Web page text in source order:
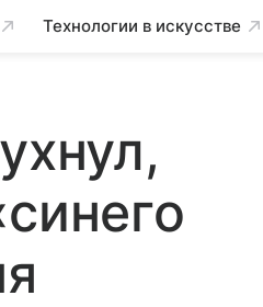
Технологии в искусстве